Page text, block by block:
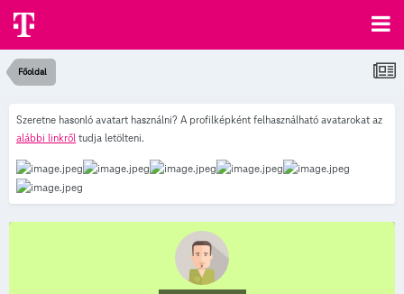
Főoldal
Szeretne hasonló avatart használni? A profilképként felhasználható avatarokat az
alábbi linkről tudja letölteni.